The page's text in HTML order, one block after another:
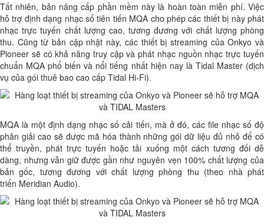
Tất nhiên, bản nâng cấp phần mềm này là hoàn toàn miễn phí. Việc
hỗ trợ định dạng nhạc số tiên tiến MQA cho phép các thiết bị này phát
nhạc trực tuyến chất lượng cao, tương đương với chất lượng phòng
thu. Cũng từ bản cập nhật này, các thiết bị streaming của Onkyo và
Pioneer sẽ có khả năng truy cập và phát nhạc nguồn nhạc trực tuyến
chuẩn MQA phổ biến và nổi tiếng nhất hiện nay là Tidal Master (dịch
vụ của gói thuê bao cao cấp Tidal Hi-Fi).
MQA là một định dạng nhạc số cải tiến, mà ở đó, các file nhạc số độ
phân giải cao sẽ được mã hóa thành những gói dữ liệu đủ nhỏ để có
thể truyền, phát trực tuyến hoặc tải xuống một cách tương đối dễ
dàng, nhưng vẫn giữ được gần như nguyên vẹn 100% chất lượng của
bản gốc, tương đương với chất lượng phòng thu (theo nhà phát
triển Meridian Audio).